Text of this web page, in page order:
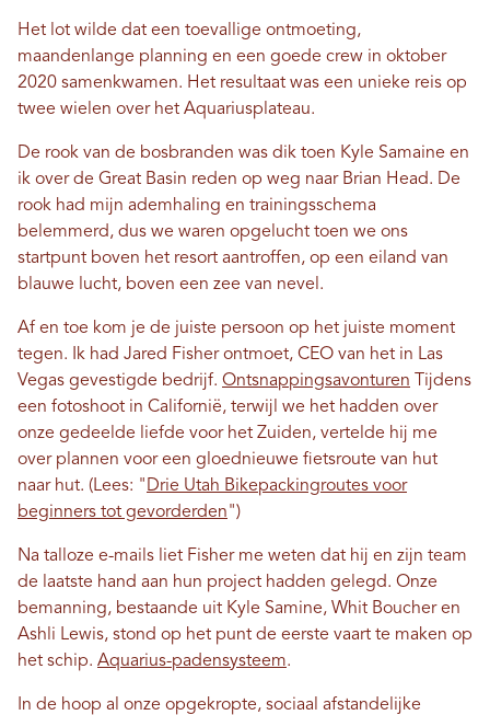
Het lot wilde dat een toevallige ontmoeting,
maandenlange planning en een goede crew in oktober
2020 samenkwamen. Het resultaat was een unieke reis op
twee wielen over het Aquariusplateau.
De rook van de bosbranden was dik toen Kyle Samaine en
ik over de Great Basin reden op weg naar Brian Head. De
rook had mijn ademhaling en trainingsschema
belemmerd, dus we waren opgelucht toen we ons
startpunt boven het resort aantroffen, op een eiland van
blauwe lucht, boven een zee van nevel.
Af en toe kom je de juiste persoon op het juiste moment
tegen. Ik had Jared Fisher ontmoet, CEO van het in Las
Vegas gevestigde bedrijf. Ontsnappingsavonturen Tijdens
een fotoshoot in Californië, terwijl we het hadden over
onze gedeelde liefde voor het Zuiden, vertelde hij me
over plannen voor een gloednieuwe fietsroute van hut
naar hut. (Lees: " Drie Utah Bikepackingroutes voor
beginners tot gevorderden")
Na talloze e-mails liet Fisher me weten dat hij en zijn team
de laatste hand aan hun project hadden gelegd. Onze
bemanning, bestaande uit Kyle Samine, Whit Boucher en
Ashli ​​Lewis, stond op het punt de eerste vaart te maken op
het schip. Aquarius-padensysteem.
In de hoop al onze opgekropte, sociaal afstandelijke